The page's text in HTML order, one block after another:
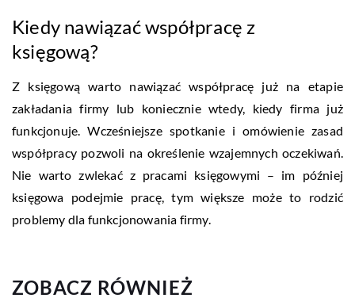
Kiedy nawiązać współpracę z
księgową?
Z księgową warto nawiązać współpracę już na etapie
zakładania firmy lub koniecznie wtedy, kiedy firma już
funkcjonuje. Wcześniejsze spotkanie i omówienie zasad
współpracy pozwoli na określenie wzajemnych oczekiwań.
Nie warto zwlekać z pracami księgowymi – im później
księgowa podejmie pracę, tym większe może to rodzić
problemy dla funkcjonowania firmy.
ZOBACZ RÓWNIEŻ